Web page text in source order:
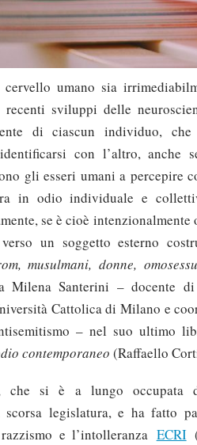
umano sia
sviluppi delle
di ciascun individuo, che
con l’altro, anche
gli esseri umani a percepire
in odio individuale e
se è cioè intenzionalmente
un soggetto esterno
musulmani, donne,
Milena Santerini – docente di
Cattolica di Milano e
– nel suo ultimo
contemporaneo (Raffaello
che si è a lungo occupata
scorsa legislatura, e ha fatto
e l’intolleranza ECRI